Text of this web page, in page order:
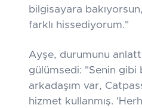
bilgisayara
farklı hissediyorum."
Ayşe, durumunu
gülümsedi: "Senin gibi
arkadaşım var,
hizmet kullanmış.